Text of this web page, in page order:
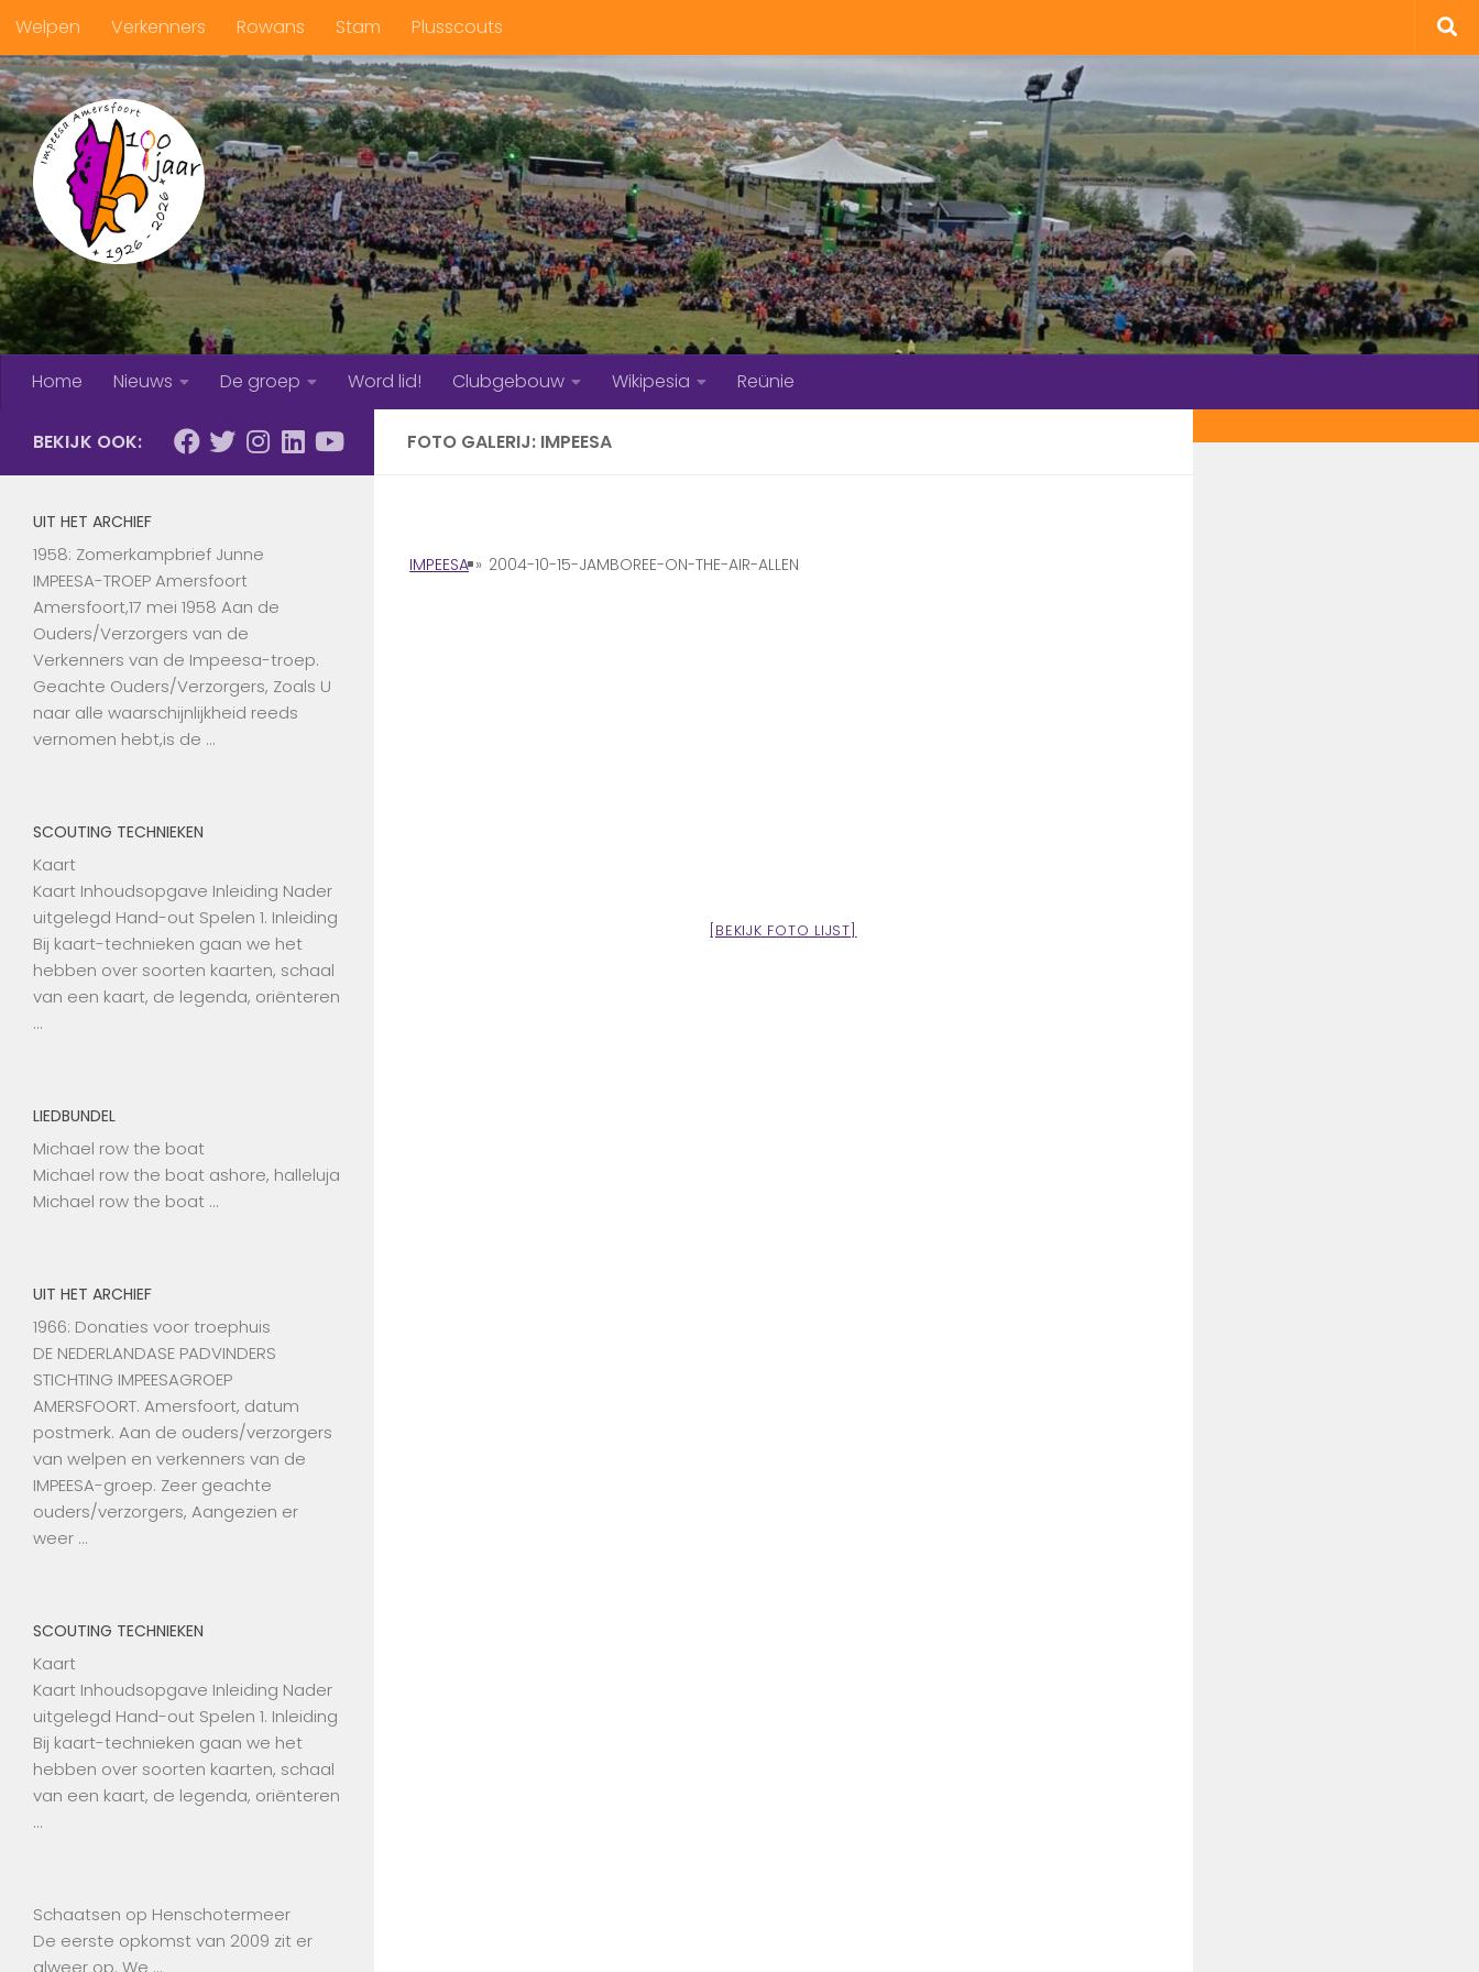
Doorgaan naar inhoud
Welpen Verkenners Rowans Stam Plusscouts
Home Nieuws De groep Word lid! Clubgebouw Wikipesia Reünie
FOTO GALERIJ: IMPEESA
IMPEESA » 2004-10-15-JAMBOREE-ON-THE-AIR-ALLEN
[BEKIJK FOTO LIJST]
BEKIJK OOK:
UIT HET ARCHIEF
1958: Zomerkampbrief Junne
IMPEESA-TROEP Amersfoort
Amersfoort,17 mei 1958 Aan de
Ouders/Verzorgers van de
Verkenners van de Impeesa-troep.
Geachte Ouders/Verzorgers, Zoals U
naar alle waarschijnlijkheid reeds
vernomen hebt,is de …
SCOUTING TECHNIEKEN
Kaart
Kaart Inhoudsopgave Inleiding Nader
uitgelegd Hand-out Spelen 1. Inleiding
Bij kaart-technieken gaan we het
hebben over soorten kaarten, schaal
van een kaart, de legenda, oriënteren
…
LIEDBUNDEL
Michael row the boat
Michael row the boat ashore, halleluja
Michael row the boat …
UIT HET ARCHIEF
1966: Donaties voor troephuis
DE NEDERLANDASE PADVINDERS
STICHTING IMPEESAGROEP
AMERSFOORT. Amersfoort, datum
postmerk. Aan de ouders/verzorgers
van welpen en verkenners van de
IMPEESA-groep. Zeer geachte
ouders/verzorgers, Aangezien er
weer …
SCOUTING TECHNIEKEN
Kaart
Kaart Inhoudsopgave Inleiding Nader
uitgelegd Hand-out Spelen 1. Inleiding
Bij kaart-technieken gaan we het
hebben over soorten kaarten, schaal
van een kaart, de legenda, oriënteren
…
Schaatsen op Henschotermeer
De eerste opkomst van 2009 zit er